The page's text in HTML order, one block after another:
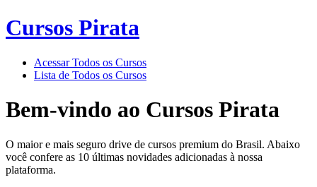
Cursos Pirata
Acessar Todos os Cursos
Lista de Todos os Cursos
Bem-vindo ao Cursos Pirata
O maior e mais seguro drive de cursos premium do Brasil. Abaixo
você confere as 10 últimas novidades adicionadas à nossa
plataforma.